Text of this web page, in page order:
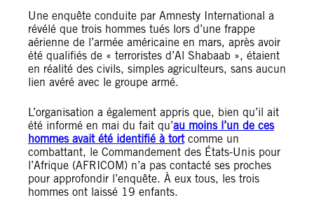
Une enquête conduite par Amnesty International a
révélé que trois hommes tués lors d’une frappe
aérienne de l’armée américaine en mars, après avoir
été qualifiés de « terroristes d’Al Shabaab », étaient
en réalité des civils, simples agriculteurs, sans aucun
lien avéré avec le groupe armé.
L’organisation a également appris que, bien qu’il ait
été informé en mai du fait qu’au moins l’un de ces
hommes avait été identifié à tortcomme un
combattant, le Commandement des États-Unis pour
l’Afrique (AFRICOM) n’a pas contacté ses proches
pour approfondir l’enquête. À eux tous, les trois
hommes ont laissé 19 enfants.